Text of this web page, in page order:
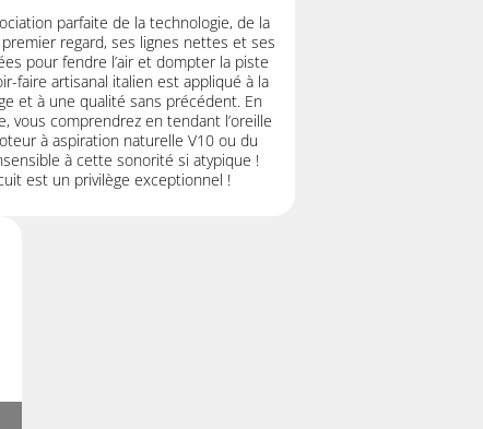
parfaite de la technologie, de la
regard, ses lignes nettes et ses
pour fendre l’air et dompter la piste
faire artisanal italien est appliqué à la
et à une qualité sans précédent. En
vous comprendrez en tendant l’oreille
à aspiration naturelle V10 ou du
à cette sonorité si atypique !
est un privilège exceptionnel !